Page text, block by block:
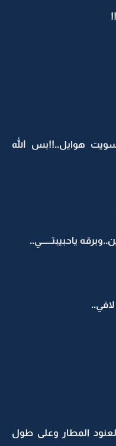
سويت هوايل..!!بس الله
ياحبيبتــــــي..
لافي..
المطار وعلى طول